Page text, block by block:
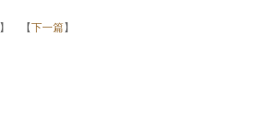
】 【下一篇】